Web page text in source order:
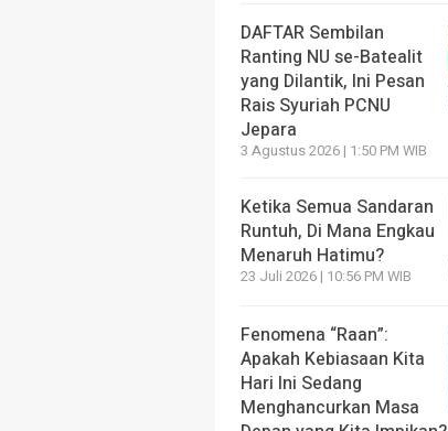
DAFTAR Sembilan
Ranting NU se-Batealit
yang Dilantik, Ini Pesan
Rais Syuriah PCNU
Jepara
3 Agustus 2026 | 1:50 PM WIB
Ketika Semua Sandaran
Runtuh, Di Mana Engkau
Menaruh Hatimu?
23 Juli 2026 | 10:56 PM WIB
Fenomena “Raan”:
Apakah Kebiasaan Kita
Hari Ini Sedang
Menghancurkan Masa